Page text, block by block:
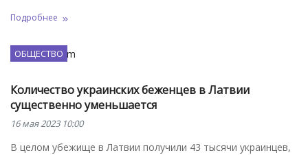
Подробнее
ОБЩЕСТВО
Количество украинских беженцев в Латвии
существенно уменьшается
16 мая 2023 10:00
В целом убежище в Латвии получили 43 тысячи украинцев,